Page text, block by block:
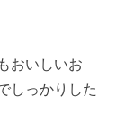
おいしいお
しっかりした